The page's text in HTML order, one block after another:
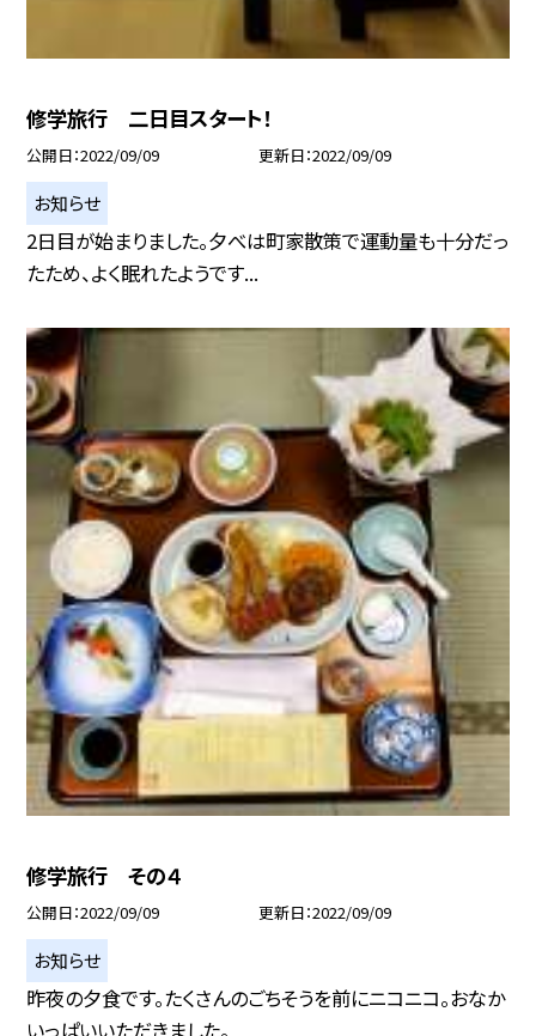
修学旅行 二日目スタート！
公開日 2022/09/09 更新日 2022/09/09
お知らせ
2日目が始まりました。夕べは町家散策で運動量も十分だっ
たため、よく眠れたようです...
修学旅行 その４
公開日 2022/09/09 更新日 2022/09/09
お知らせ
昨夜の夕食です。たくさんのごちそうを前にニコニコ。おなか
いっぱいいただきました。